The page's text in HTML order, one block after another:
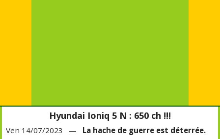
Hyundai Ioniq 5 N : 650 ch !!!
Ven 14/07/2023 — La hache de guerre est déterrée.